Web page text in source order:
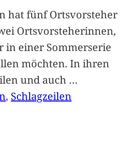
hat fünf Ortsvorsteher
Ortsvorsteherinnen,
in einer Sommerserie
möchten. In ihren
und auch …
, Schlagzeilen